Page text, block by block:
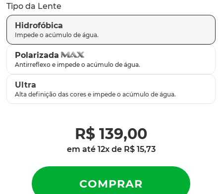
Tipo da Lente
Hidrofóbica
Polarizada
Ultra
R$ 139,00
em até 12x de R$ 15,73